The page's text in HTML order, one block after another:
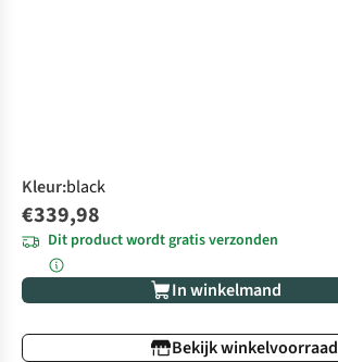
Kleur:black
€339,98
Dit product wordt gratis verzonden
In winkelmand
Bekijk winkelvoorraad